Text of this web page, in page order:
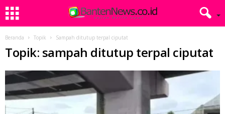
Beranda Topik Sampah ditutup terpal ciputat
Topik: sampah ditutup terpal ciputat